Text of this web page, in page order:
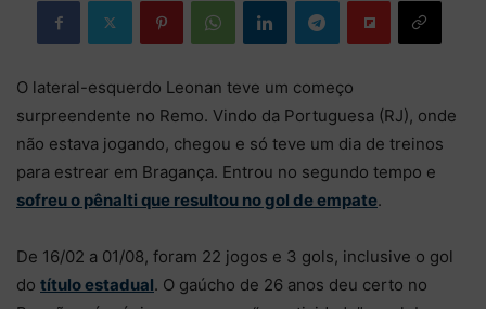
O lateral-esquerdo Leonan teve um começo
surpreendente no Remo. Vindo da Portuguesa (RJ), onde
não estava jogando, chegou e só teve um dia de treinos
para estrear em Bragança. Entrou no segundo tempo e
sofreu o pênalti que resultou no gol de empate.
De 16/02 a 01/08, foram 22 jogos e 3 gols, inclusive o gol
do título estadual. O gaúcho de 26 anos deu certo no